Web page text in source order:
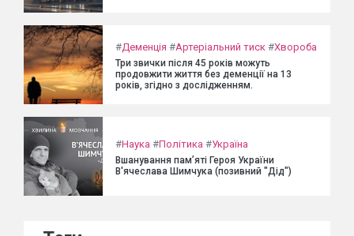
#Деменція #Артеріальний тиск #Хвороба
Три звички після 45 років можуть
продовжити життя без деменції на 13
років, згідно з дослідженням.
#Наука #Політика #Україна
Вшанування пам’яті Героя України
В'ячеслава Шимчука (позивний "Дід")